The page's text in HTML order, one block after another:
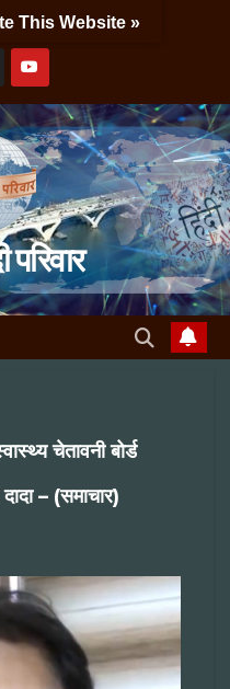
7:32:11 PM
परिवार
चेतावनी बोर्ड
– (समाचार)
This Website »